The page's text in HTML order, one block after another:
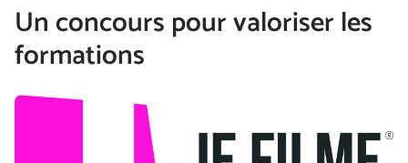
Un concours pour valoriser les
formations